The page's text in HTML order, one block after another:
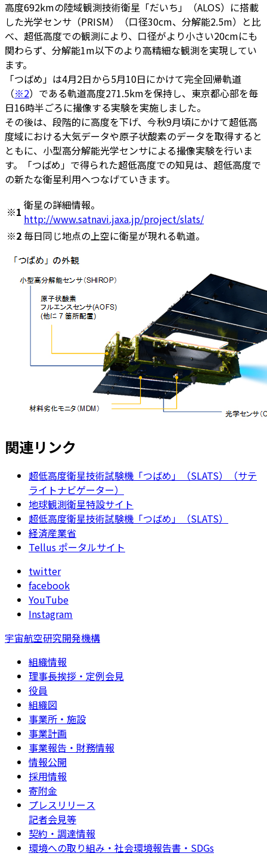
高度692kmの陸域観測技術衛星「だいち」（ALOS）に搭載
した光学センサ（PRISM）（口径30cm、分解能2.5m）と比
べ、超低高度での観測により、口径がより小さい20cmにも
関わらず、分解能1m以下のより高精細な観測を実現してい
ます。
「つばめ」は4月2日から5月10日にかけて完全回帰軌道
（※2）である軌道高度271.5kmを保持し、東京都心部を毎
日16時半ごろに撮像する実験を実施しました。
その後は、段階的に高度を下げ、今秋9月頃にかけて超低高
度域における大気データや原子状酸素のデータを取得すると
ともに、小型高分解能光学センサによる撮像実験を行いま
す。「つばめ」で得られた超低高度での知見は、超低高度で
の新たな衛星利用へつなげていきます。
※1 衛星の詳細情報。
http://www.satnavi.jaxa.jp/project/slats/
※2 毎日同じ地点の上空に衛星が現れる軌道。
関連リンク
超低高度衛星技術試験機「つばめ」（SLATS）（サテ
ライトナビゲーター）
地球観測衛星特設サイト
超低高度衛星技術試験機「つばめ」（SLATS）
経済産業省
Tellus ポータルサイト
twitter
facebook
YouTube
Instagram
宇宙航空研究開発機構
組織情報
理事長挨拶・定例会見
役員
組織図
事業所・施設
事業計画
事業報告・財務情報
情報公開
採用情報
寄附金
プレスリリース
記者会見等
契約・調達情報
環境への取り組み・社会環境報告書・SDGs